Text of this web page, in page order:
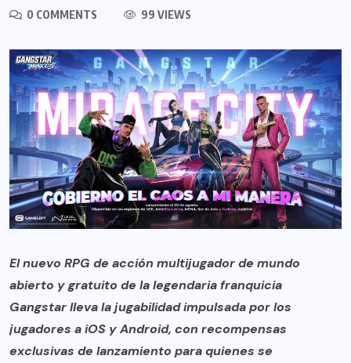
0 COMMENTS
99 VIEWS
El nuevo RPG de acción multijugador de mundo
abierto y gratuito de la legendaria franquicia
Gangstar lleva la jugabilidad impulsada por los
jugadores a iOS y Android, con recompensas
exclusivas de lanzamiento para quienes se